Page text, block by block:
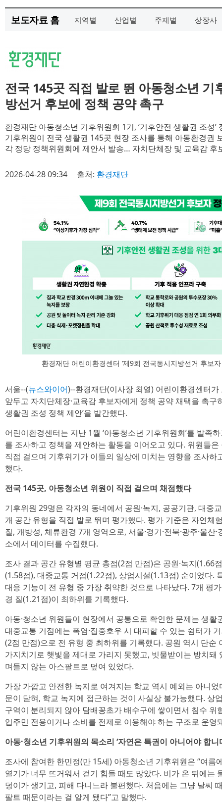
보도자료 홈 지역별 산업별 주제별 상장사
전국 145곳 직접 발로 뛴 아동청소년 기
방선거 후보에 정책 공약 촉구
환경재단 아동청소년 기후위원회 1기, ‘기후안전 생활권 조성’
기후위원이 전국 생활권 145곳 현장 조사를 통해 아동환경권
각 정당 정책위원회에 제안서 발송… 자치단체장 및 교육감 후
2026-04-28 09:34 출처: 환경재단
환경재단 어린이환경센터 ‘제9회 전국동시지방선거 후보
서울--(뉴스와이어)--환경재단(이사장 최열) 어린이환경센터
앞두고 자치단체장·교육감 후보자에게 정책 공약 채택을 촉구
생활권 조성 정책 제안’을 발간했다.
어린이환경센터는 지난 1월 ‘아동청소년 기후위원회’를 발족
를 조사하고 정책을 제안하는 활동을 이어오고 있다. 위원들은
직접 걸으며 기후위기가 이들의 일상에 미치는 영향을 조사
했다.
전국 145곳, 아동청소년 위원이 직접 걸으며 채점했다
기후위원 29명은 각자의 동네에서 공원·녹지, 공공기관, 대중
개 공간 유형을 직접 발로 뛰며 평가했다. 평가 기준은 자연체
질, 개방성, 체류환경 7개 영역으로, 서울·경기·전북·광주·울산
소에서 데이터를 수집했다.
조사 결과 공간 유형별 평균 총점(2점 만점)은 공원·녹지(1.66
(1.58점), 대중교통 거점(1.22점), 상업시설(1.13점) 순이었다.
대응 기능이 전 유형 중 가장 취약한 것으로 나타났다. 7개 평
경 질(1.21점)이 최하위를 기록했다.
아동·청소년 위원들이 현장에서 공통으로 확인한 문제는 생
대중교통 거점에는 폭염·집중호우 시 대피할 수 있는 쉼터가
(2점 만점)으로 전 유형 중 최하위를 기록했다. 공원 역시 단순
가지치기로 햇빛을 제대로 가리지 못했고, 빗물받이는 방치돼
며들지 않는 아스팔트로 덮여 있었다.
가장 가깝고 안전한 녹지로 여겨지는 학교 역시 예외는 아니
문이 닫혀, 학교 녹지에 접근하는 것이 사실상 불가능했다. 상
구역이 분리되지 않아 담배꽁초가 배수구에 쌓이면서 침수
입주민 전용이거나 소비를 전제로 이용해야 하는 구조로 운영
아동·청소년 기후위원의 목소리 ‘자연은 특권이 아니어야 합니
조사에 참여한 한민정(만 15세) 아동청소년 기후위원은 “여름
열기가 너무 뜨거워서 걷기 힘들 때도 많았다. 비가 온 뒤에는
덩이가 생기고, 피해 다니느라 불편했다. 처음에는 그냥 날씨
팔트 때문이라는 걸 알게 됐다”고 말했다.